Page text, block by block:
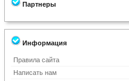
Партнеры
Информация
Правила сайта
Написать нам